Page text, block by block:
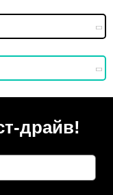
драйв!